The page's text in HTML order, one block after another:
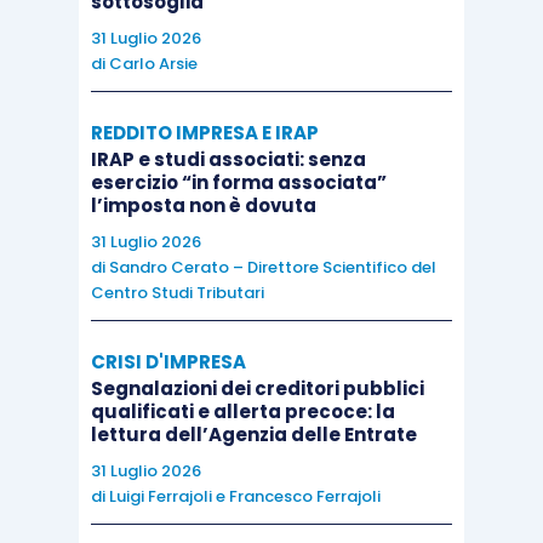
versamenti,deve essere evidenziato l’importo
effettivamente versato
rateizzazione in corso.
omesso,tardivooparziale
parte del gestore che risulta, ai sensi
articolo 4, comma 1-
responsabile del pagamento dell’imposta con
diritto di rivalsa sui soggetti passivi,
unasanzionein misura pari al30%dell’importo
dovuto.
Da ultimo, si ricorda che l’omessao
presentazionedelladichiarazionecomporta
31 Luglio 2026
di Carlo Arsie
REDDITO IMPRESA E IRAP
IRAP e studi associati: senza
esercizio “in forma associata”
l’imposta non è dovuta
31 Luglio 2026
di Sandro Cerato – Direttore Scientifico del
Centro Studi Tributari
CRISI D'IMPRESA
Segnalazioni dei creditori pubblici
qualificati e allerta precoce: la
lettura dell’Agenzia delle Entrate
31 Luglio 2026
di Luigi Ferrajolie Francesco Ferrajoli